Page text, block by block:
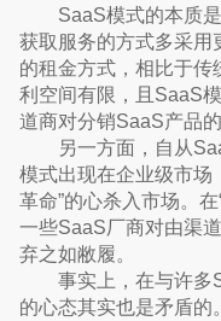
SaaS模式的本质
获取服务的方式多采用
的租金方式，相比于传
利空间有限，且SaaS
道商对分销SaaS产品的
另一方面，自从
模式出现在企业级市场
革命”的心杀入市场。
一些SaaS厂商对由渠
弃之如敝履。
事实上，在与许多
的心态其实也是矛盾的